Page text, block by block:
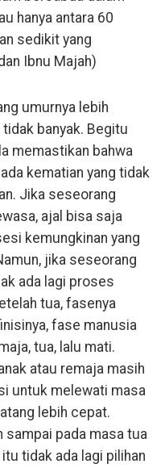
hanya antara 60
sedikit yang
Ibnu Majah)
umurnya lebih
banyak. Begitu
memastikan bahwa
kematian yang tidak
Jika seseorang
ajal bisa saja
kemungkinan yang
jika seseorang
ada lagi proses
tua, fasenya
fase manusia
tua, lalu mati.
atau remaja masih
untuk melewati masa
lebih cepat.
sampai pada masa tua
tidak ada lagi pilihan